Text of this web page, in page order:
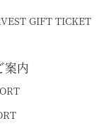
ラブとは
でのご予約はこ
約（代行）はこ
GIFT TICKET
案内